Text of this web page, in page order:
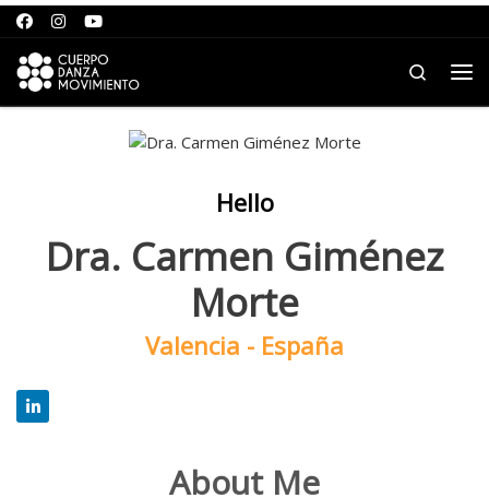
Saltar al contenido
Search
Hello
Dra. Carmen Giménez
Morte
Valencia - España
About Me